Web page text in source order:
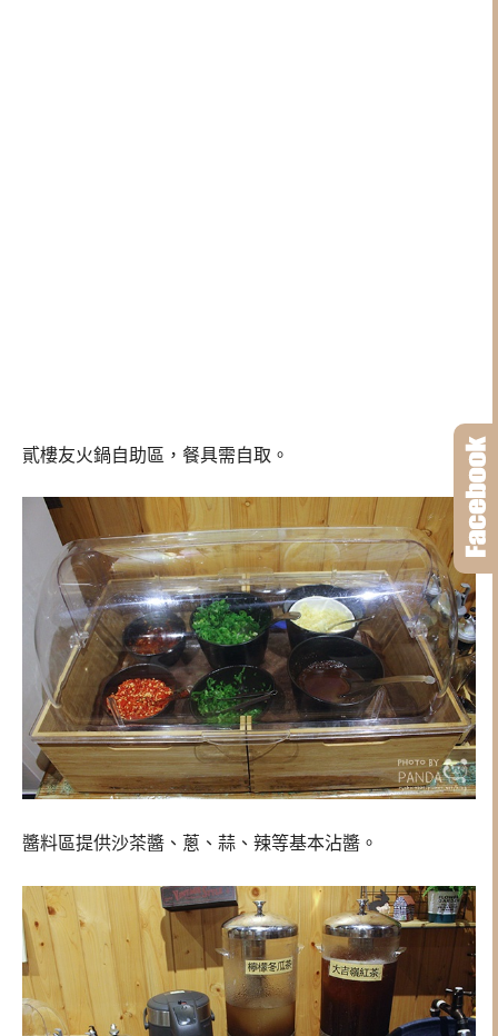
貳樓友火鍋自助區，餐具需自取。
醬料區提供沙茶醬、蔥、蒜、辣等基本沾醬。